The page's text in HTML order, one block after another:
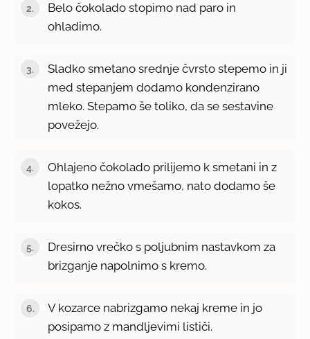
Belo čokolado stopimo nad paro in
ohladimo.
Sladko smetano srednje čvrsto stepemo in ji
med stepanjem dodamo kondenzirano
mleko. Stepamo še toliko, da se sestavine
povežejo.
Ohlajeno čokolado prilijemo k smetani in z
lopatko nežno vmešamo, nato dodamo še
kokos.
Dresirno vrečko s poljubnim nastavkom za
brizganje napolnimo s kremo.
V kozarce nabrizgamo nekaj kreme in jo
posipamo z mandljevimi lističi.